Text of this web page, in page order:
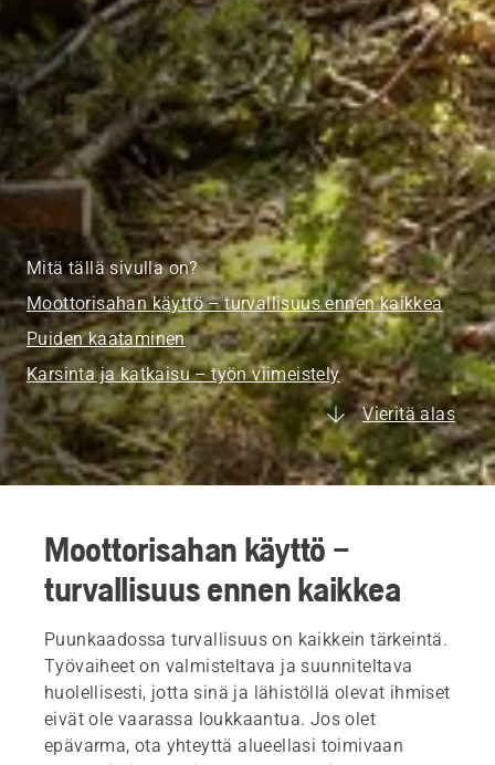
Mitä tällä sivulla on?
Moottorisahan käyttö – turvallisuus ennen kaikkea
Puiden kaataminen
Karsinta ja katkaisu – työn viimeistely
Vieritä alas
Moottorisahan käyttö –
turvallisuus ennen kaikkea
Puunkaadossa turvallisuus on kaikkein tärkeintä.
Työvaiheet on valmisteltava ja suunniteltava
huolellisesti, jotta sinä ja lähistöllä olevat ihmiset
eivät ole vaarassa loukkaantua. Jos olet
epävarma, ota yhteyttä alueellasi toimivaan